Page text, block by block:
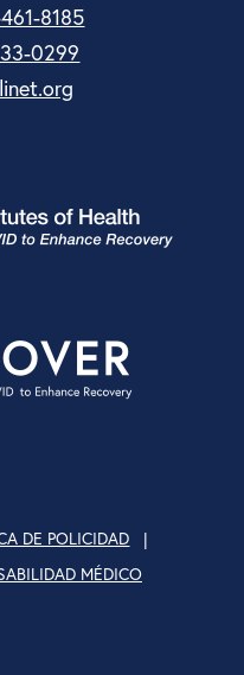
8185
0299
DE POLICIDAD |
MÉDICO